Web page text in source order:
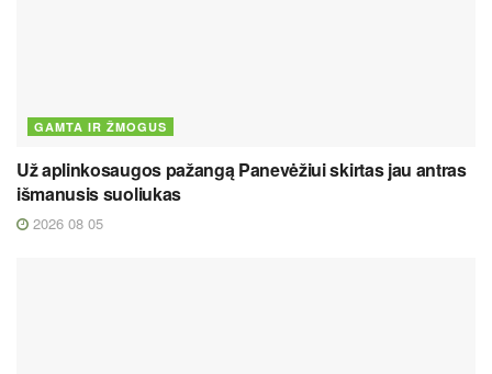
GAMTA IR ŽMOGUS
Už aplinkosaugos pažangą Panevėžiui skirtas jau antras
išmanusis suoliukas
2026 08 05